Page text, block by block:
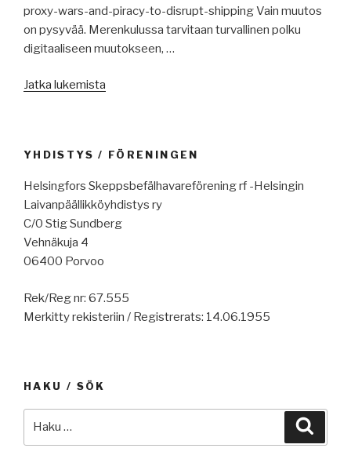
proxy-wars-and-piracy-to-disrupt-shipping Vain muutos
on pysyvää. Merenkulussa tarvitaan turvallinen polku
digitaaliseen muutokseen, …
Jatka lukemista
uhkia,
korruptio
satamissa,
Tahkoluoto
merituulivoima,
USA
YHDISTYS / FÖRENINGEN
Helsingfors Skeppsbefälhavareförening rf -Helsingin
Laivanpäällikköyhdistys ry
C/0 Stig Sundberg
Vehnäkuja 4
06400 Porvoo
Rek/Reg nr: 67.555
Merkitty rekisteriin / Registrerats: 14.06.1955
HAKU / SÖK